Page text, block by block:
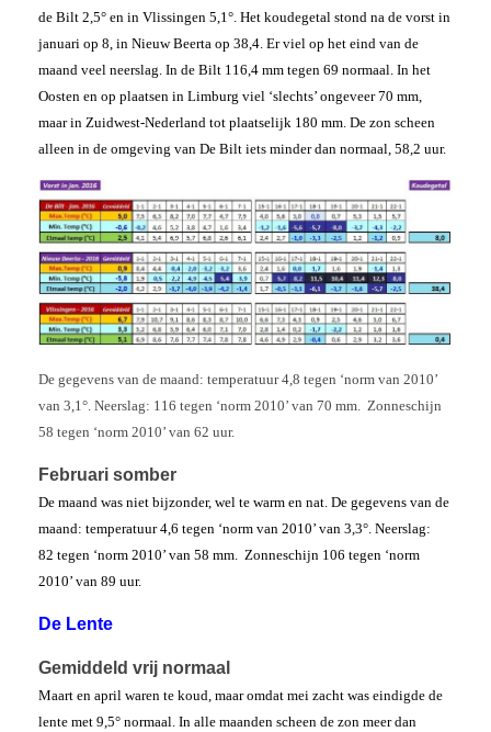
de Bilt 2,5° en in Vlissingen 5,1°. Het koudegetal stond na de vorst in
januari op 8, in Nieuw Beerta op 38,4. Er viel op het eind van de
maand veel neerslag. In de Bilt 116,4 mm tegen 69 normaal. In het
Oosten en op plaatsen in Limburg viel ‘slechts’ ongeveer 70 mm,
maar in Zuidwest-Nederland tot plaatselijk 180 mm. De zon scheen
alleen in de omgeving van De Bilt iets minder dan normaal, 58,2 uur.
De gegevens van de maand: temperatuur 4,8 tegen ‘norm van 2010’
van 3,1°. Neerslag: 116 tegen ‘norm 2010’ van 70 mm. Zonneschijn
58 tegen ‘norm 2010’ van 62 uur.
Februari somber
De maand was niet bijzonder, wel te warm en nat. De gegevens van de
maand: temperatuur 4,6 tegen ‘norm van 2010’ van 3,3°. Neerslag:
82 tegen ‘norm 2010’ van 58 mm. Zonneschijn 106 tegen ‘norm
2010’ van 89 uur.
De Lente
Gemiddeld vrij normaal
Maart en april waren te koud, maar omdat mei zacht was eindigde de
lente met 9,5° normaal. In alle maanden scheen de zon meer dan